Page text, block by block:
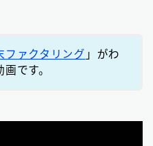
ファクタリング 」がわ
です。